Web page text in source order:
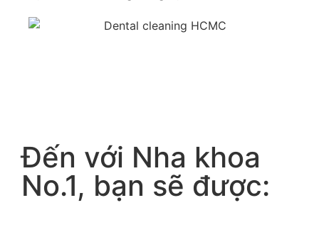
Đến với Nha khoa
No.1, bạn sẽ được: